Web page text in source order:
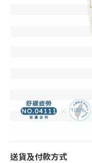
送貨及付款方式